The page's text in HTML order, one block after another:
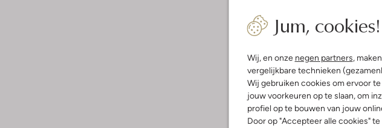
Jum, cookies!
Wij, en onze negen partners,
vergelijkbare technieken
Wij gebruiken cookies om ervoor
jouw voorkeuren op te slaan, om
profiel op te bouwen van jouw
Door op "Accepteer alle cookies"